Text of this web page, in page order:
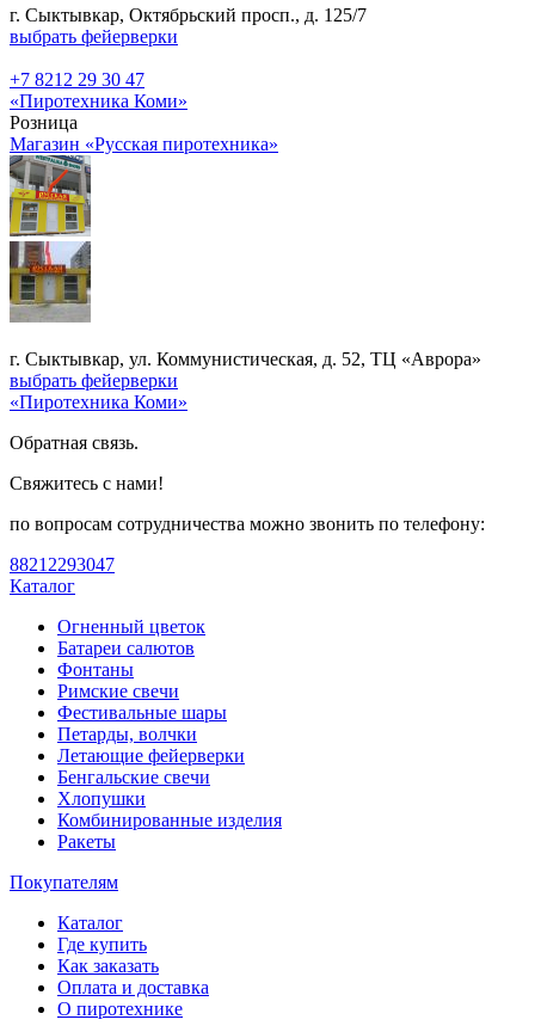
г. Сыктывкар, Октябрьский просп., д. 125/7
выбрать фейерверки
+7 8212 29 30 47
«Пиротехника Коми»
Розница
Магазин «Русская пиротехника»
г. Сыктывкар, ул. Коммунистическая, д. 52, ТЦ «Аврора»
выбрать фейерверки
«Пиротехника Коми»
Обратная связь.
Свяжитесь с нами!
по вопросам сотрудничества можно звонить по телефону:
88212293047
Каталог
Огненный цветок
Батареи салютов
Фонтаны
Римские свечи
Фестивальные шары
Петарды, волчки
Летающие фейерверки
Бенгальские свечи
Хлопушки
Комбинированные изделия
Ракеты
Покупателям
Каталог
Где купить
Как заказать
Оплата и доставка
О пиротехнике